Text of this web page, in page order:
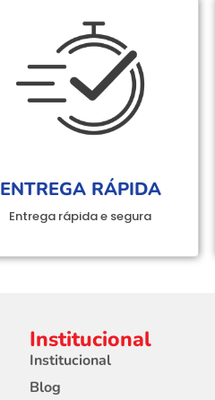
ENTREGA RÁPIDA
Entrega rápida e segura
Institucional
Institucional
Blog